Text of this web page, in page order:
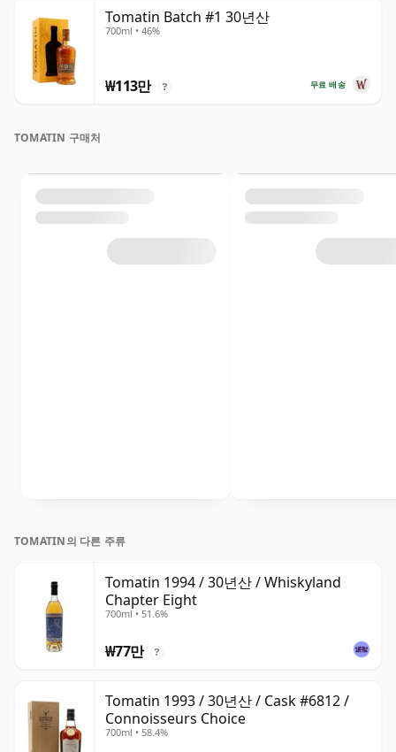
Tomatin Batch #1 30년산
700ml • 46%
무료 배송
₩113만 ?
TOMATIN 구매처
TOMATIN의 다른 주류
Tomatin 1994 / 30년산 / Whiskyland
Chapter Eight
700ml • 51.6%
₩77만 ?
Tomatin 1993 / 30년산 / Cask #6812 /
Connoisseurs Choice
700ml • 58.4%